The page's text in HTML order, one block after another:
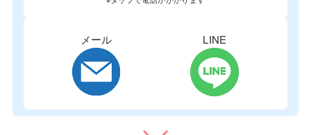
メール LINE